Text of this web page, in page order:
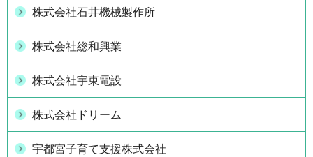
株式会社石井機械製作所
株式会社総和興業
株式会社宇東電設
株式会社ドリーム
宇都宮子育て支援株式会社